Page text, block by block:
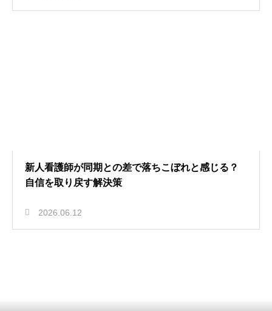
新人看護師が同期との差で落ちこぼれと感じる？
自信を取り戻す解決策
2026.06.12